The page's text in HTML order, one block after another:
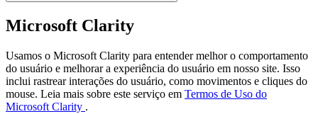
Microsoft Clarity
Usamos o Microsoft Clarity para entender melhor o comportamento
do usuário e melhorar a experiência do usuário em nosso site. Isso
inclui rastrear interações do usuário, como movimentos e cliques do
mouse. Leia mais sobre este serviço em Termos de Uso do
Microsoft Clarity .